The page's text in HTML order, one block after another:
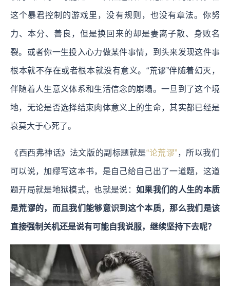
这个暴君控制的游戏里，没有规则，也没有章法。你努
力、本分、善良，但是换回来的却是妻离子散、身败名
裂。或者你一生投入心力做某件事情，到头来发现这件事
根本就不存在或者根本就没有意义。“荒谬”伴随着幻灭，
伴随着人生意义体系和生活信念的崩塌。一旦到了这个境
地，无论是否选择结束肉体意义上的生命，其实都已经是
哀莫大于心死了。
《西西弗神话》法文版的副标题就是“论荒谬”，所以我们
可以说，加缪写这本书，是自己给自己出了一道题，这道
题开局就是地狱模式，也就是说： 如果我们的人生的本质
是荒谬的，而且我们能够意识到这个本质，那么我们是该
直接强制关机还是说有可能自我说服，继续坚持下去呢？